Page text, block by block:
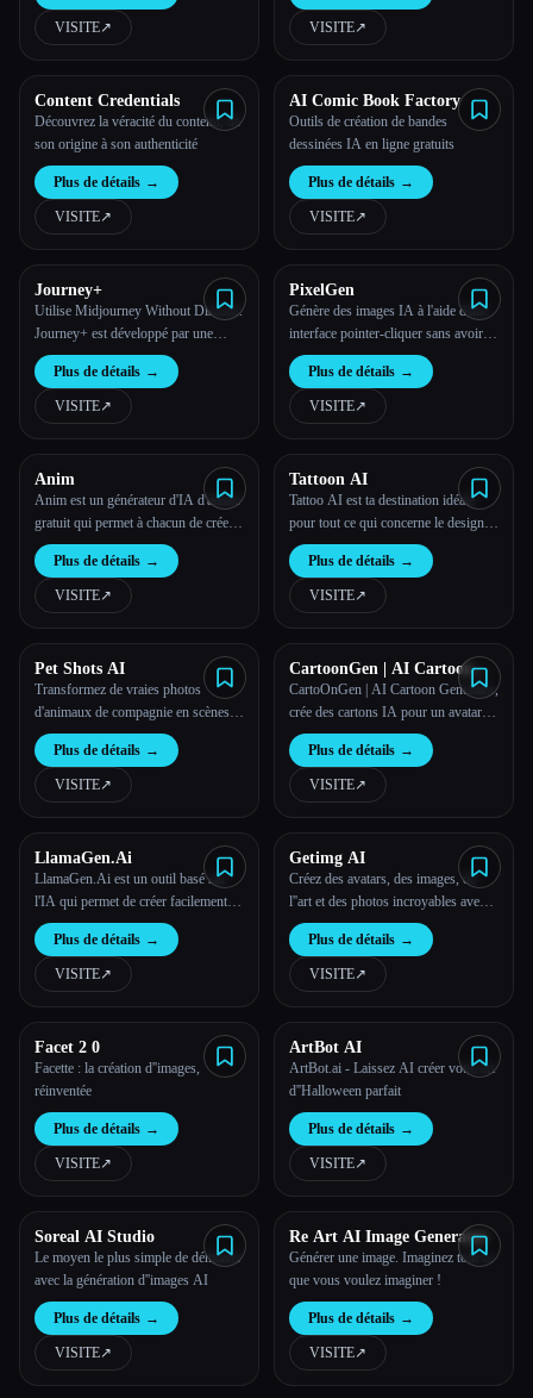
VISITE↗︎ VISITE↗︎
Content Credentials
Découvrez la véracité du contenu, de
son origine à son authenticité
Plus de détails →
VISITE↗︎
AI Comic Book Factory
Outils de création de bandes
dessinées IA en ligne gratuits
Plus de détails →
VISITE↗︎
Journey+
Utilise Midjourney Without Discord.
Journey+ est développé par une
équipe de Halation, un studio de
capital-risque qui se concentre sur les
produits centrés sur le design.
Plus de détails →
VISITE↗︎
PixelGen
Génère des images IA à l'aide d'une
interface pointer-cliquer sans avoir à
écrire des instructions complexes.
Plus de détails →
VISITE↗︎
Anim
Anim est un générateur d'IA d'anime
gratuit qui permet à chacun de créer
ses propres œuvres d'art d'anime
basées sur l'IA. Il est facile de créer
de superbes dessins animés à l'aide
de nos outils d'intelligence artificielle.
Plus de détails →
VISITE↗︎
Tattoon AI
Tattoo AI est ta destination idéale
pour tout ce qui concerne le design
de tatouages !
Plus de détails →
VISITE↗︎
Pet Shots AI
Transformez de vraies photos
d'animaux de compagnie en scènes
magiques grâce au générateur
d'images de PetShotSai
Plus de détails →
VISITE↗︎
CartoonGen | AI Cartoon
Generator
CartoOnGen | AI Cartoon Generator,
crée des cartons IA pour un avatar
avec du texte ou une image, dans le
style Pixar.
Plus de détails →
VISITE↗︎
LlamaGen.Ai
LlamaGen.Ai est un outil basé sur
l'IA qui permet de créer facilement
des anime, des bandes dessinées et
des jeux. Il propose un large éventail
de fonctionnalités permettant de
générer des scènes de bandes
dessinées capt
Plus de détails →
VISITE↗︎
Getimg AI
Créez des avatars, des images, de
l''art et des photos incroyables avec la
puissance de l''IA.
Plus de détails →
VISITE↗︎
Facet 2 0
Facette : la création d''images,
réinventée
Plus de détails →
VISITE↗︎
ArtBot AI
ArtBot.ai - Laissez AI créer votre art
d''Halloween parfait
Plus de détails →
VISITE↗︎
Soreal AI Studio
Le moyen le plus simple de démarrer
avec la génération d''images AI
Plus de détails →
VISITE↗︎
Re Art AI Image Generator
Générer une image. Imaginez tout ce
que vous voulez imaginer !
Plus de détails →
VISITE↗︎